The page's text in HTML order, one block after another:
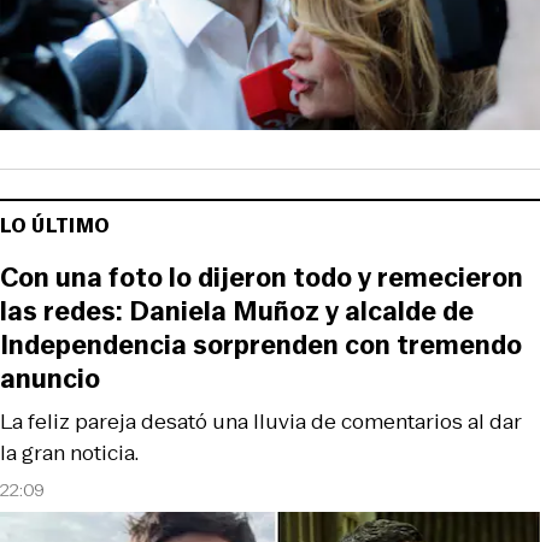
LO ÚLTIMO
22:09
La feliz pareja desató una lluvia de comentarios al dar
la gran noticia.
Con una foto lo dijeron todo y remecieron
las redes: Daniela Muñoz y alcalde de
Independencia sorprenden con tremendo
anuncio